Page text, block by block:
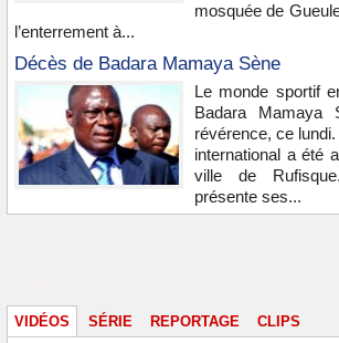
mosquée de
l’enterrement à...
Décès de Badara Mamaya Sène
Le monde sportif
Badara
révérence, ce
international a été
ville de
présente ses...
VIDÉOS SÉRIE REPORTAGE CLIPS